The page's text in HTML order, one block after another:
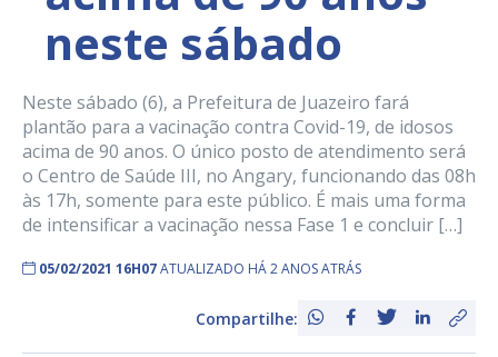
neste sábado
Neste sábado (6), a Prefeitura de Juazeiro fará
plantão para a vacinação contra Covid-19, de idosos
acima de 90 anos. O único posto de atendimento será
o Centro de Saúde III, no Angary, funcionando das 08h
às 17h, somente para este público. É mais uma forma
de intensificar a vacinação nessa Fase 1 e concluir […]
05/02/2021 16H07ATUALIZADO HÁ 2 ANOS ATRÁS
Compartilhe: